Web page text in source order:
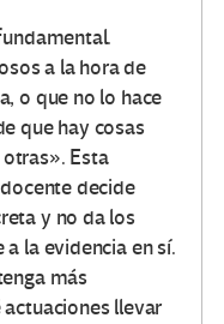
a la hora de
o que no lo hace
que hay cosas
Esta
decide
y no da los
la evidencia en sí.
más
llevar